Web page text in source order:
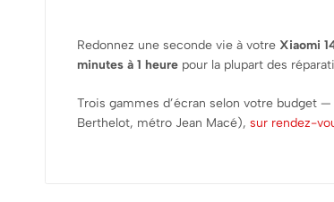
Redonnez une seconde vie à votre Xiaomi
minutes à 1 heure pour la plupart des
Trois gammes d’écran selon votre budget
Berthelot, métro Jean Macé), sur rendez-